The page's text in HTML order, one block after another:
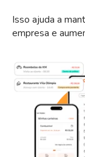
Isso ajuda a
empresa e